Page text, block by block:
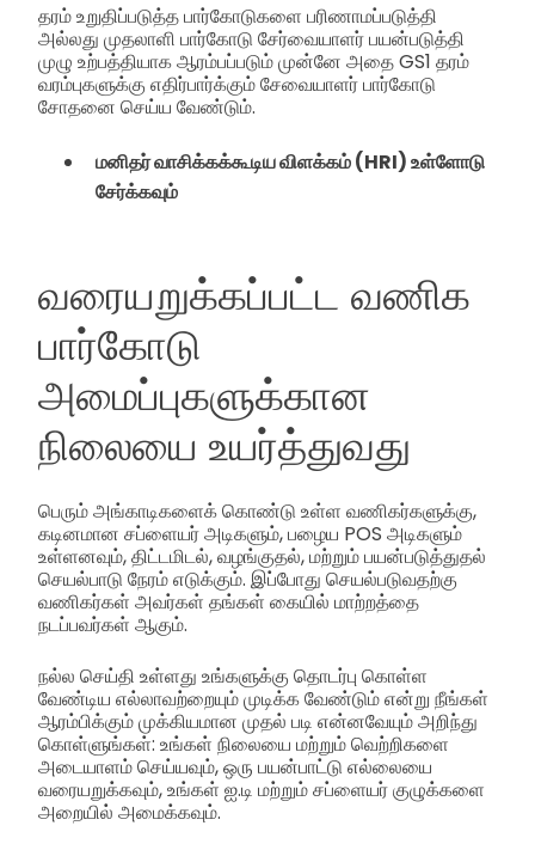
தரம் உறுதிப்படுத்த பார்கோடுகளை பரிணாமப்படுத்தி
அல்லது முதலாளி பார்கோடு சேர்வையாளர் பயன்படுத்தி
முழு உற்பத்தியாக ஆரம்பப்படும் முன்னே அதை GS1 தரம்
வரம்புகளுக்கு எதிர்பார்க்கும் சேவையாளர் பார்கோடு
சோதனை செய்ய வேண்டும்.
மனிதர் வாசிக்கக்கூடிய விளக்கம் (HRI) உள்ளோடு
சேர்க்கவும்
வரையறுக்கப்பட்ட வணிக
பார்கோடு
அமைப்புகளுக்கான
நிலையை உயர்த்துவது
பெரும் அங்காடிகளைக் கொண்டு உள்ள வணிகர்களுக்கு,
கடினமான சப்ளையர் அடிகளும், பழைய POS அடிகளும்
உள்ளனவும், திட்டமிடல், வழங்குதல், மற்றும் பயன்படுத்துதல்
செயல்பாடு நேரம் எடுக்கும். இப்போது செயல்படுவதற்கு
வணிகர்கள் அவர்கள் தங்கள் கையில் மாற்றத்தை
நடப்பவர்கள் ஆகும்.
நல்ல செய்தி உள்ளது உங்களுக்கு தொடர்பு கொள்ள
வேண்டிய எல்லாவற்றையும் முடிக்க வேண்டும் என்று நீங்கள்
ஆரம்பிக்கும் முக்கியமான முதல் படி என்னவேயும் அறிந்து
கொள்ளுங்கள்: உங்கள் நிலையை மற்றும் வெற்றிகளை
அடையாளம் செய்யவும், ஒரு பயன்பாட்டு எல்லையை
வரையறுக்கவும், உங்கள் ஐ.டி மற்றும் சப்ளையர் குழுக்களை
அறையில் அமைக்கவும்.